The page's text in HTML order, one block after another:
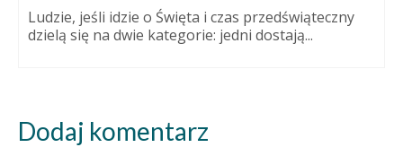
Ludzie, jeśli idzie o Święta i czas przedświąteczny
dzielą się na dwie kategorie: jedni dostają...
Dodaj komentarz